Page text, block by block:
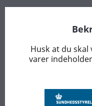
Viser 1-3 af 3
Husk at du
varer